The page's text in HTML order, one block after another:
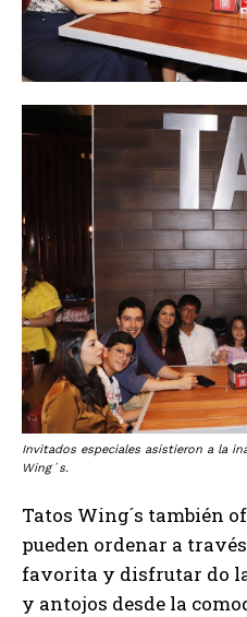
Invitados especiales asistieron a la
Wing´s.
Tatos Wing´s también
pueden ordenar a
favorita y disfrutar do
y antojos desde la